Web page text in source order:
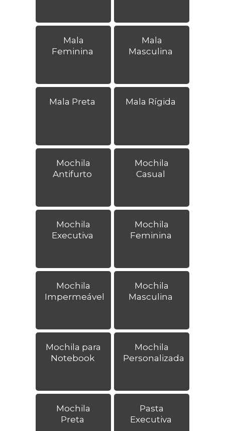
Mala
Feminina
Mala
Masculina
Mala Preta Mala Rígida
Mochila
Antifurto
Mochila
Casual
Mochila
Executiva
Mochila
Feminina
Mochila
Impermeável
Mochila
Masculina
Mochila para
Notebook
Mochila
Personalizada
Mochila
Preta
Pasta
Executiva